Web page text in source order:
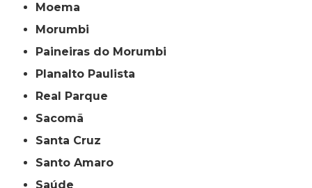
Moema
Morumbi
Paineiras do Morumbi
Planalto Paulista
Real Parque
Sacomã
Santa Cruz
Santo Amaro
Saúde